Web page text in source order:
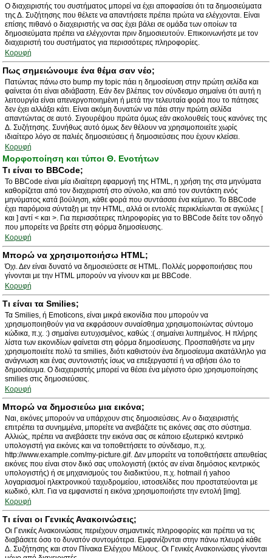
Ο διαχειριστής του συστήματος μπορεί να έχει αποφασίσει ότι τα δημοσιεύματα
της Δ. Συζήτησης που θέλετε να απαντήσετε πρέπει πρώτα να ελέγχονται. Είναι
επίσης πιθανό ο διαχειριστής να σας έχει βάλει σε ομάδα των οποίων τα
δημοσιεύματα πρέπει να ελέγχονται πριν δημοσιευτούν. Επικοινωνήστε με τον
διαχειριστή του συστήματος για περισσότερες πληροφορίες.
Κορυφή
Πως σημειώνουμε ένα θέμα σαν νέο;
Πατώντας πάνω στο bump my topic πάει η δημοσίευση στην πρώτη σελίδα και
φαίνεται ότι είναι αδιάβαστη. Εάν δεν βλέπεις τον σύνδεσμο σημαίνει ότι αυτή η
λειτουργία είναι απενεργοποιημένη ή μετά την τελευταία φορά που το πάτησες
δεν έχει αλλάξει κάτι. Είναι ακόμη δυνατών να πάει στην πρώτη σελίδα
απαντώντας σε αυτό. Σιγουρέψου πρώτα όμως εάν ακολουθείς τους κανόνες της
Δ. Συζήτησης. Συνήθως αυτό όμως δεν θέλουν να χρησιμοποιείτε χωρίς
ιδιαίτερο λόγο σε παλιές δημοσιεύσεις ή δημοσιεύσεις που έχουν κλείσει.
Κορυφή
Μορφοποίηση και τύποι Θ. Ενοτήτων
Τι είναι το BBCode;
Το BBCode είναι μία ιδιαίτερη εφαρμογή της HTML, η χρήση της στα μηνύματα
καθορίζεται από τον διαχειριστή στο σύνολο, και από τον συντάκτη ενός
μηνύματος κατά βούληση, κάθε φορά που συντάσσει ένα κείμενο. Το BBCode
έχει παρόμοια σύνταξη με την HTML, αλλά οι εντολές περικλείωνται σε αγκύλες [
και ] αντί < και >. Για περισσότερες πληροφορίες για το BBCode δείτε τον οδηγό
που μπορείτε να βρείτε στη φόρμα δημοσίευσης.
Κορυφή
Μπορώ να χρησιμοποιήσω HTML;
Όχι. Δεν είναι δυνατό να δημοσιεύσετε σε HTML. Πολλές μορφοποιήσεις που
γίνονται με την HTML μπορούν να γίνουν και με BBCode.
Κορυφή
Τι είναι τα Smilies;
Τα Smilies, ή Emoticons, είναι μικρά εικονίδια που μπορούν να
χρησιμοποιηθούν για να εκφράσουν συναίσθημα χρησιμοποιώντας σύντομο
κώδικα, π.χ. :) σημαίνει ευτυχισμένος, καθώς :( σημαίνει λυπημένος. Η πλήρης
λίστα των εικονιδίων φαίνεται στη φόρμα δημοσίευσης. Προσπαθήστε να μην
χρησιμοποιείτε πολύ τα smilies, διότι καθιστούν ένα δημοσίευμα ακατάλληλο για
ανάγνωση και ένας συντονιστής ίσως να επεξεργαστεί ή να σβήσει όλο το
δημοσίευμα. Ο διαχειριστής μπορεί να θέσει ένα μέγιστο όριο χρησιμοποίησης
smilies στις δημοσιεύσεις.
Κορυφή
Μπορώ να δημοσιεύω μια εικόνα;
Ναι, εικόνες μπορούν να υπάρχουν στις δημοσιεύσεις. Αν ο διαχειριστής
επιτρέπει τα συνημμένα, μπορείτε να ανεβάζετε τις εικόνες σας στο σύστημα.
Αλλιώς, πρέπει να ανεβάσετε την εικόνα σας σε κάποιο εξωτερικό κεντρικό
υπολογιστή για εικόνες και να τοποθετήσετε το σύνδεσμο, π.χ.
http://www.example.com/my-picture.gif. Δεν μπορείτε να τοποθετήσετε απευθείας
εικόνες που είναι στον δικό σας υπολογιστή (εκτός αν είναι δημόσιος κεντρικός
υπολογιστής) ή σε μηχανισμούς του διαδικτύου, π.χ. hotmail ή yahoo
λογαριασμοί ηλεκτρονικού ταχυδρομείου, ιστοσελίδες που προστατεύονται με
κωδικό, κλπ. Για να εμφανιστεί η εικόνα χρησιμοποιήστε την εντολή [img].
Κορυφή
Τι είναι οι Γενικές Ανακοινώσεις;
Οι Γενικές Ανακοινώσεις περιέχουν σημαντικές πληροφορίες και πρέπει να τις
διαβάσετε όσο το δυνατόν συντομότερα. Εμφανίζονται στην πάνω πλευρά κάθε
Δ. Συζήτησης και στον Πίνακα Ελέγχου Μέλους. Οι Γενικές Ανακοινώσεις γίνονται